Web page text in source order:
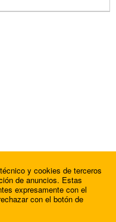
y cookies de terceros
de anuncios. Estas
expresamente con el
con el botón de